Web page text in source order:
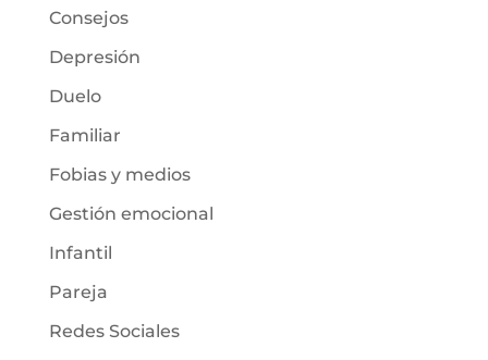
Consejos
Depresión
Duelo
Familiar
Fobias y medios
Gestión emocional
Infantil
Pareja
Redes Sociales